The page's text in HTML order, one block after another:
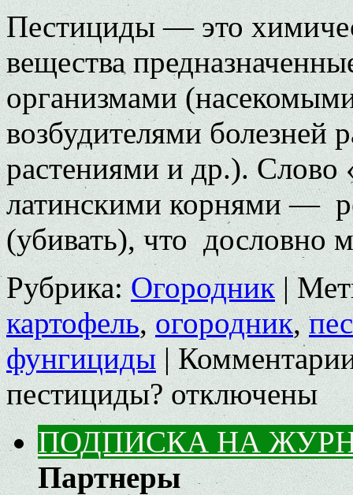
Пестициды — это
вещества
организмами
возбудителями
растениями и др.). Слово
латинскими корнями —
(убивать), что
Рубрика: Огородник |
картофель,огородник,
фунгициды |
пестициды?отключены
ПОДПИСКА НА
Партнеры